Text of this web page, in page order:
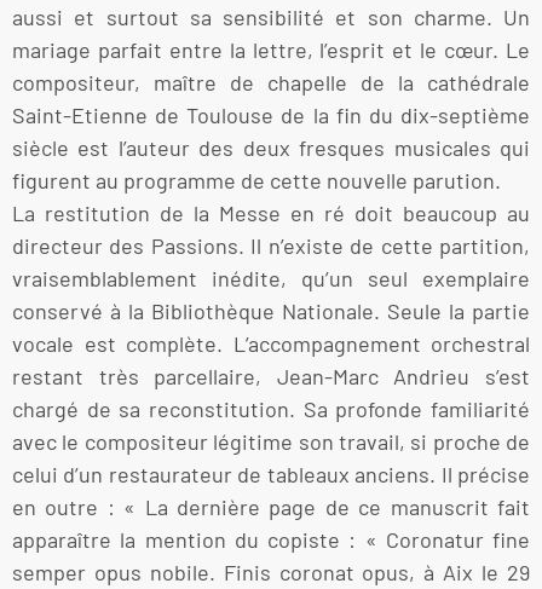
aussi et surtout sa sensibilité et son charme. Un
mariage parfait entre la lettre, l’esprit et le cœur. Le
compositeur, maître de chapelle de la cathédrale
Saint-Etienne de Toulouse de la fin du dix-septième
siècle est l’auteur des deux fresques musicales qui
figurent au programme de cette nouvelle parution.
La restitution de la Messe en ré doit beaucoup au
directeur des Passions. Il n’existe de cette partition,
vraisemblablement inédite, qu’un seul exemplaire
conservé à la Bibliothèque Nationale. Seule la partie
vocale est complète. L’accompagnement orchestral
restant très parcellaire, Jean-Marc Andrieu s’est
chargé de sa reconstitution. Sa profonde familiarité
avec le compositeur légitime son travail, si proche de
celui d’un restaurateur de tableaux anciens. Il précise
en outre : « La dernière page de ce manuscrit fait
apparaître la mention du copiste : « Coronatur fine
semper opus nobile. Finis coronat opus, à Aix le 29